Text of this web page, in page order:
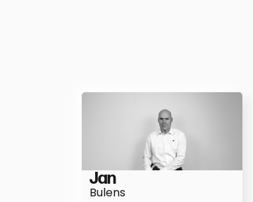
Jan
Bulens